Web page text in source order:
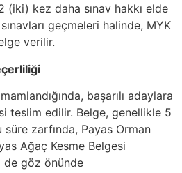
(iki) kez daha sınav hakkı elde
geçmeleri halinde, MYK
verilir.
başarılı adaylara
teslim edilir. Belge, genellikle 5
zarfında, Payas Orman
Ağaç Kesme Belgesi
de göz önünde